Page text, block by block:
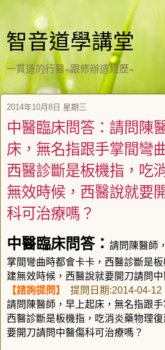
智音道學講堂
一貫道的行醫~跟修辦道經歷~
2014年10月8日 星期三
中醫臨床問答：請問陳
床，無名指跟手掌間彎
西醫診斷是板機指，吃
無效時候，西醫說就要
科可治療嗎？
中醫臨床問答： 請問陳醫師
掌間彎曲時都會卡卡，西醫診斷是
建無效時候，西醫說就要開刀請問
【諮詢提問】 提問日期:2014-04-12
請問陳醫師，早上起床，無名指跟手
西醫診斷是板機指，吃消炎藥物理
要開刀請問中醫傷科可治療嗎？